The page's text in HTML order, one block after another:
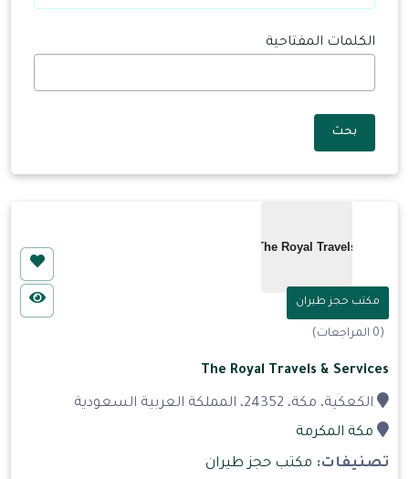
الكلمات المفتاحية
بحث
مكتب حجز طيران
(0 المراجعات)
The Royal Travels & Services
الكعكية، مكة، 24352، المملكة العربية السعودية
مكة المكرمة
تصنيفات: مكتب حجز طيران